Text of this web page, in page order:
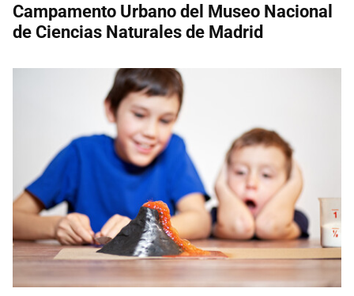
Campamento Urbano del Museo Nacional
de Ciencias Naturales de Madrid